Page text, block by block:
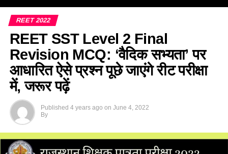
REET 2022
REET SST Level 2 Final
Revision MCQ: ‘वैदिक सभ्यता’ पर
आधारित ऐसे प्रश्न पूछे जाएंगे रीट परीक्षा
में, जरूर पढ़ें
Published 4 years ago on June 4, 2022
By